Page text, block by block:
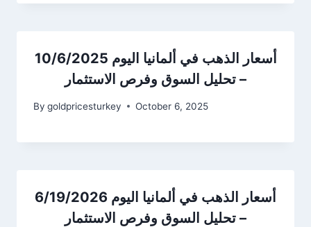
أسعار الذهب في ألمانيا اليوم 10/6/2025
– تحليل السوق وفرص الاستثمار
By goldpricesturkey October 6, 2025
أسعار الذهب في ألمانيا اليوم 6/19/2026
– تحليل السوق وفرص الاستثمار